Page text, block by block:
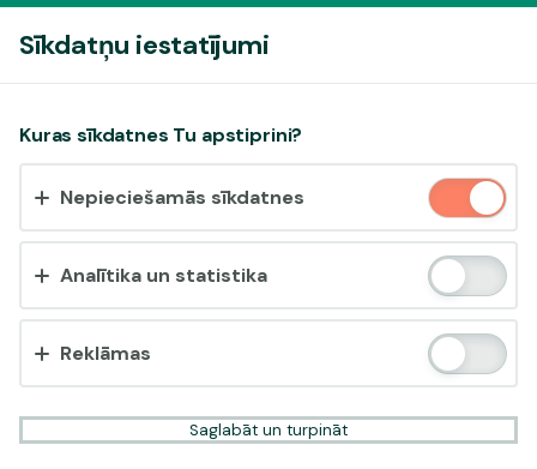
Vai pieņemt sīkdatnes?
Šī vietne izmanto 3 dažādu veidu sīkdatnes: obligāti
nepieciešamās, analītikas un statistikas, reklāmas.
Apstiprināt visu
Sīkdatņu iestatījumi
Kuras sīkdatnes Tu apstiprini?
Nepieciešamās sīkdatnes
Analītika un statistika
Reklāmas
Saglabāt un turpināt